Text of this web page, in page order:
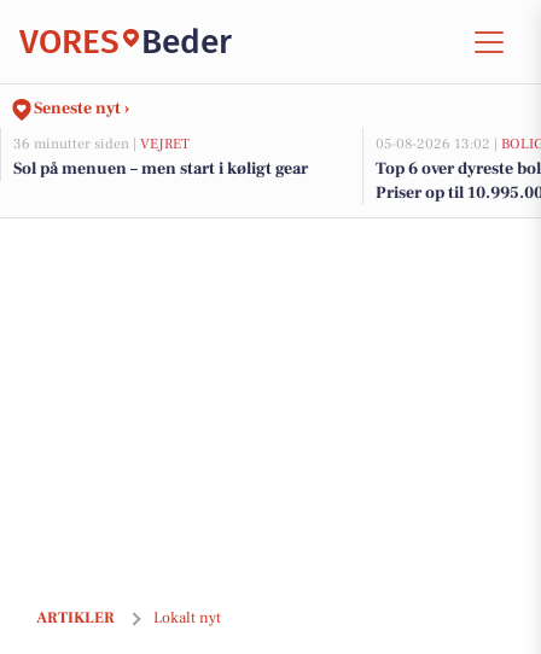
VORES Beder
Seneste nyt ›
36 minutter siden | VEJRET
Sol på menuen – men start i køligt gear
05-08-2026 13:02 |
Top 6 over dyreste
Priser op til
ARTIKLER Lokalt nyt
International Company Day i Aarhus samlede hundreder til netværk